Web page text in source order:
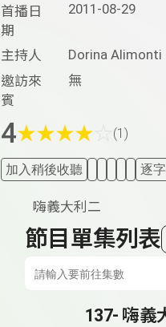
首播日
期
2011-08-29
主持人
Dorina Alimonti
邀訪來
賓
無
4★★★★ (1)
加入稍後收聽 逐
嗨義大利二
節目單集列表
137- 嗨義